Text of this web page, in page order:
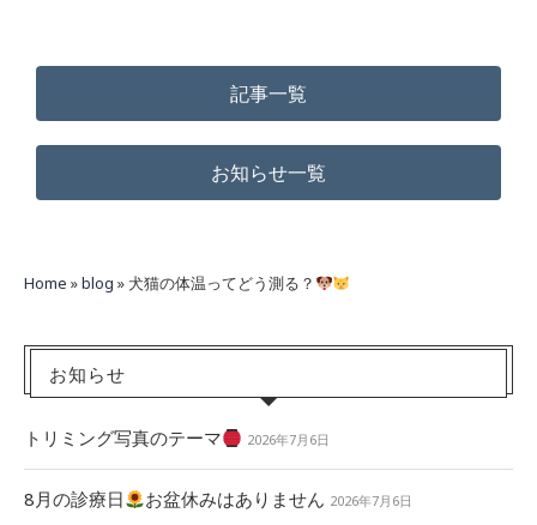
記事一覧
お知らせ一覧
Home »blog »犬猫の体温ってどう測る？
お知らせ
トリミング写真のテーマ 2026年7月6日
8月の診療日 お盆休みはありません 2026年7月6日